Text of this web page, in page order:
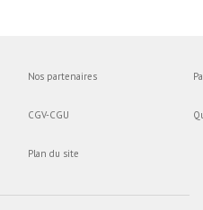
Nos partenaires
CGV-CGU
Plan du site